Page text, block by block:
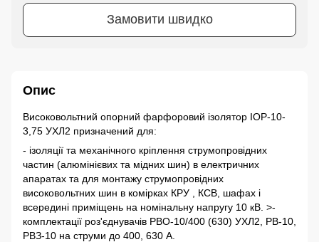
Замовити швидко
Опис
Високовольтний опорний фарфоровий ізолятор ІОР-10-
3,75 УХЛ2 призначений для:
- ізоляції та механічного кріплення струмопровідних
частин (алюмінієвих та мідних шин) в електричних
апаратах та для монтажу струмопровідних
високовольтних шин в комірках КРУ , КСВ, шафах і
всередині приміщень на номінальну напругу 10 кВ. >-
комплектації роз'єднувачів РВО-10/400 (630) УХЛ2, РВ-10,
РВЗ-10 на струми до 400, 630 А.